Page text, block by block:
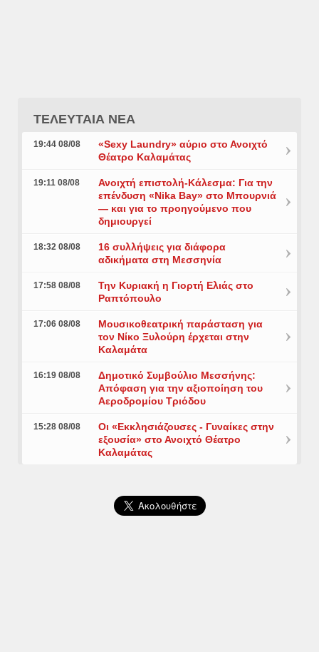
ΤΕΛΕΥΤΑΙΑ ΝΕΑ
19:44 08/08
«Sexy Laundry» αύριο στο Ανοιχτό
Θέατρο Καλαμάτας
19:11 08/08
Ανοιχτή επιστολή-Κάλεσμα: Για την
επένδυση «Nika Bay» στο Μπουρνιά
— και για το προηγούμενο που
δημιουργεί
18:32 08/08
16 συλλήψεις για διάφορα
αδικήματα στη Μεσσηνία
17:58 08/08
Την Κυριακή η Γιορτή Ελιάς στο
Ραπτόπουλο
17:06 08/08
Μουσικοθεατρική παράσταση για
τον Νίκο Ξυλούρη έρχεται στην
Καλαμάτα
16:19 08/08
Δημοτικό Συμβούλιο Μεσσήνης:
Απόφαση για την αξιοποίηση του
Αεροδρομίου Τριόδου
15:28 08/08
Οι «Εκκλησιάζουσες - Γυναίκες στην
εξουσία» στο Ανοιχτό Θέατρο
Καλαμάτας